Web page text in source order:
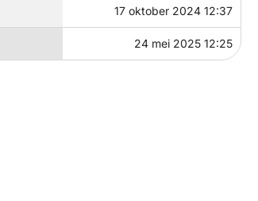
17 oktober 2024 12:37
24 mei 2025 12:25